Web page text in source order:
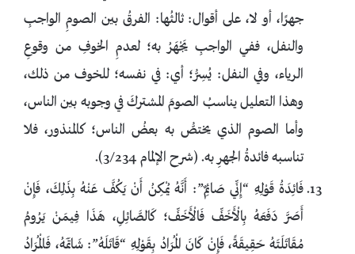
جهرًا، أو لا، على أقوال: ثالثُها: الفرقُ بين الصومِ الواجبِ
والنفل، ففي الواجبِ يَجْهَرُ به؛ لعدمِ الخوفِ من وقوعِ
الرياء، وفي النفل: يُسِرُّ؛ أي: في نفسه؛ للخوف من ذلك،
وهذا التعليل يناسبُ الصومَ المشتركَ في وجوبه بين الناس،
وأما الصوم الذي يختصُّ به بعضُ الناس؛ كالمنذور، فلا
تناسبه فائدةُ الجهرِ به. (شرح الإلمام 3/234).
فَائِدَةُ قَوْلِهِ “إِنِّي صَائِمٌ”: أَنَّهُ يُمْكِنُ أَنْ يَكُفَّ عَنْهُ بِذَلِكَ، فَإِنْ
أَصَرَّ دَفَعَهُ بِالْأَخَفِّ فَالْأَخَفِّ؛ كَالصَّائِلِ، هَذَا فِيمَنْ يَرُومُ
مُقَاتَلَتَهُ حَقِيقَةً، فَإِنْ كَانَ الْمُرَادُ بِقَوْلِهِ “قَاتَلَهُ”: شَاتَمَهُ، فَالْمُرَادُ